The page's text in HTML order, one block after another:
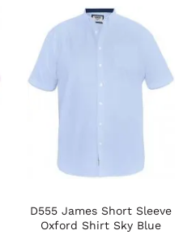
D555 James Short Sleeve
Oxford Shirt Sky Blue